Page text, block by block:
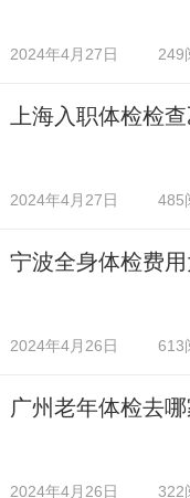
2024年4月27日 249
上海入职体检检
2024年4月27日 485
宁波全身体检费
2024年4月26日 613
广州老年体检去
2024年4月26日 322